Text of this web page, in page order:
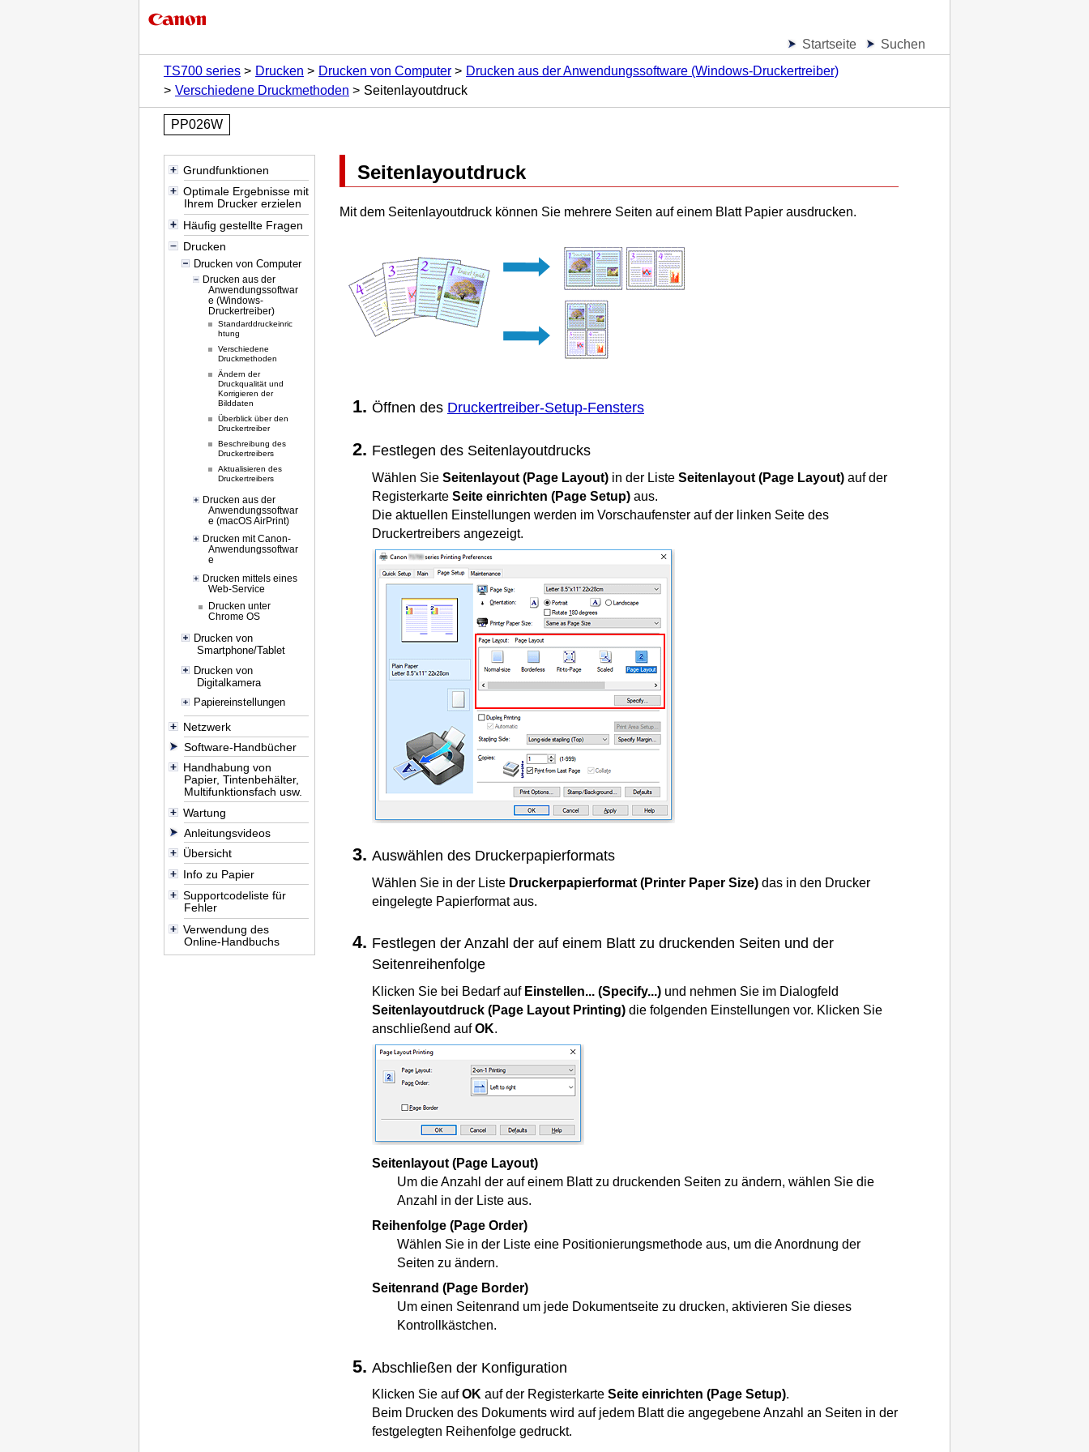
Startseite
Suchen
TS700 series
Drucken Drucken von Computer
Drucken aus der Anwendungssoftware (Windows-Druckertreiber)
Verschiedene Druckmethoden
Seitenlayoutdruck
PP026W
Grundfunktionen
Optimale Ergebnisse mit
Ihrem Drucker erzielen
Häufig gestellte Fragen
Drucken
Drucken von Computer
Drucken aus der
Anwendungssoftwar
e (Windows-
Druckertreiber)
Standarddruckeinric
htung
Verschiedene
Druckmethoden
Ändern der
Druckqualität und
Korrigieren der
Bilddaten
Überblick über den
Druckertreiber
Beschreibung des
Druckertreibers
Aktualisieren des
Druckertreibers
Drucken aus der
Anwendungssoftwar
e (macOS AirPrint)
Drucken mit Canon-
Anwendungssoftwar
e
Drucken mittels eines
Web-Service
Drucken unter
Chrome OS
Drucken von
Smartphone/Tablet
Drucken von
Digitalkamera
Papiereinstellungen
Netzwerk
Software-Handbücher
Handhabung von
Papier, Tintenbehälter,
Multifunktionsfach usw.
Wartung
Anleitungsvideos
Übersicht
Info zu Papier
Supportcodeliste für
Fehler
Verwendung des
Online-Handbuchs
Seitenlayoutdruck
Mit dem Seitenlayoutdruck können Sie mehrere Seiten auf einem Blatt Papier ausdrucken.
Öffnen des Druckertreiber-Setup-Fensters
Festlegen des Seitenlayoutdrucks
Wählen Sie Seitenlayout (Page Layout) in der Liste Seitenlayout (Page Layout) auf der
Registerkarte Seite einrichten (Page Setup) aus.
Die aktuellen Einstellungen werden im Vorschaufenster auf der linken Seite des
Druckertreibers angezeigt.
Auswählen des Druckerpapierformats
Wählen Sie in der Liste Druckerpapierformat (Printer Paper Size) das in den Drucker
eingelegte Papierformat aus.
Festlegen der Anzahl der auf einem Blatt zu druckenden Seiten und der
Seitenreihenfolge
Klicken Sie bei Bedarf auf Einstellen... (Specify...) und nehmen Sie im Dialogfeld
Seitenlayoutdruck (Page Layout Printing) die folgenden Einstellungen vor. Klicken Sie
anschließend aufOK.
Seitenlayout (Page Layout)
Um die Anzahl der auf einem Blatt zu druckenden Seiten zu ändern, wählen Sie die
Anzahl in der Liste aus.
Reihenfolge (Page Order)
Wählen Sie in der Liste eine Positionierungsmethode aus, um die Anordnung der
Seiten zu ändern.
Seitenrand (Page Border)
Um einen Seitenrand um jede Dokumentseite zu drucken, aktivieren Sie dieses
Kontrollkästchen.
Abschließen der Konfiguration
Klicken Sie aufOK auf der Registerkarte Seite einrichten (Page Setup).
Beim Drucken des Dokuments wird auf jedem Blatt die angegebene Anzahl an Seiten in der
festgelegten Reihenfolge gedruckt.